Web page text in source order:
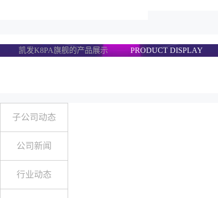
凯发K8PA旗舰的产品展示 PRODUCT DISPLAY
子公司动态
公司新闻
行业动态